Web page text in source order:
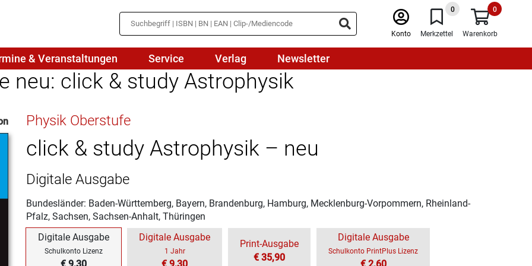
Konto
0
Merkzettel
0
Warenkorb
Medienbildung
Naturwissenschaften/NuT
Physik
Politik
Religion
Spanisch
& Veranstaltungen Service Verlag Newsletter
neu: click & study Astrophysik
Physik Oberstufe
click & study Astrophysik – neu
Digitale Ausgabe
Bundesländer: Baden-Württemberg, Bayern, Brandenburg, Hamburg, Mecklenburg-Vorpommern, Rheinland-
Pfalz, Sachsen, Sachsen-Anhalt, Thüringen
Digitale Ausgabe
Schulkonto Lizenz
Digitale Ausgabe
1 Jahr
Print-Ausgabe
€ 35,90
Digitale Ausgabe
Schulkonto PrintPlus Lizenz